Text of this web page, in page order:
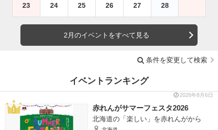
23 24 25 26 27 28
2月のイベントをすべて見る
条件を変更して検索
イベントランキング
2026年8月6日
赤れんがサマーフェスタ2026
北海道の「楽しい」を赤れんがから